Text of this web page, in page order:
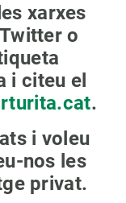
xarxes
o
i citeu el
.
i voleu
nos les
privat.